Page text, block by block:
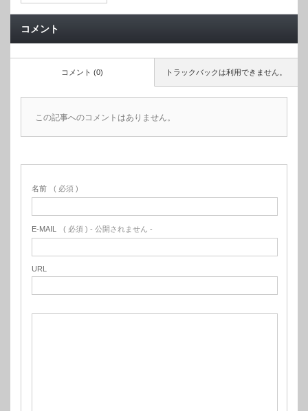
コメント
トラックバックは利用できません。
コメント (0)
この記事へのコメントはありません。
名前 ( 必須 )
E-MAIL ( 必須 ) - 公開されません -
URL